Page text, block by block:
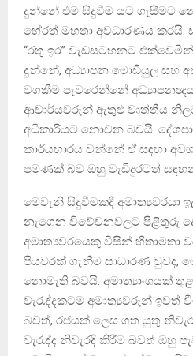
දුන්නේ එම සිදුවීම යට ගැසීමට
හේරත් මහතා අවධාරණය කරයි.
“රතු ඉර” වැඩසටහනට එක්වෙමින්
දුන්නේ, අධ්‍යාපන මොඩියුල සහ
වගකීම පැවරෙන්නේ
ආචාර්යවරුන් ඇතුළු වෘත්තීය
අධිකාරියට නොවන බවයි.
කාර්යභාරය වන්නේ ඒ සඳහා
පමණක් බව ඔහු වැඩිදුරටත්
මෙවැනි සිදුවීමකදී අමාත්‍යවරයා
නැගෙන විවේචනවලට පිළිතුරු
අමාත්‍යවරයෙකු විසින් හිතාමතා
පියවරක් ගැනීම සාධාරණ වුවද,
නොමැති බවයි. අමාත්‍යාංශයක්
වැරැද්දකටම අමාත්‍යවරුන් ඉවත්
බවත්, රජයක් ලෙස ගත යුතු
වැරැද්ද නිවැරදි කිරීම බවත් ඔහු